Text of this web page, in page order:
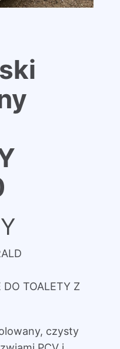
DO TOALETY Z
czysty